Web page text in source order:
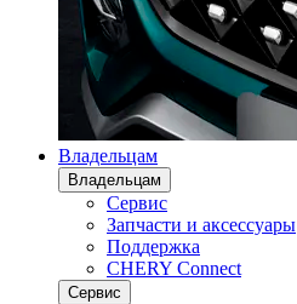
Владельцам
Владельцам
Сервис
Запчасти и аксессуары
Поддержка
CHERY Connect
Сервис